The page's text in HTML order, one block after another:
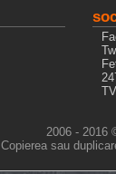
2006 - 2016
Copierea sau